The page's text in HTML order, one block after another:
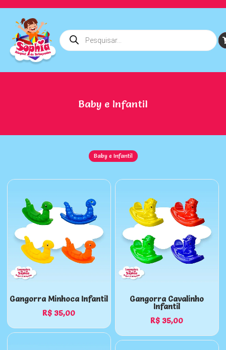
Baby e Infantil
Baby e Infantil
Gangorra Minhoca Infantil
R$ 35,00
Gangorra Cavalinho
Infantil
R$ 35,00